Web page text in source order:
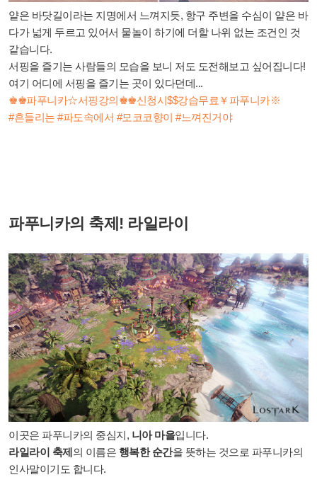
얕은 바닷길이라는 지명에서 느껴지듯, 항구 주변을 수심이 얕은 바
다가 넓게 두르고 있어서 물놀이 하기에 더할 나위 없는 조건인 것
같습니다.
서핑을 즐기는 사람들의 모습을 보니 저도 도전해보고 싶어집니다!
여기 어디에 서핑을 즐기는 곳이 있다던데...
♚♚파푸니카☆서핑강의♚♚신청시$$강습무료￥파푸니카※
#흔들리는 #파도속에서 #모코코향이 #느껴진거야
파푸니카의 축제! 라일라이
이곳은 파푸니카의 중심지, 니아 마을입니다.
라일라이 축제의 이름은 행복한 순간을 뜻하는 것으로 파푸니카의
인사말이기도 합니다.